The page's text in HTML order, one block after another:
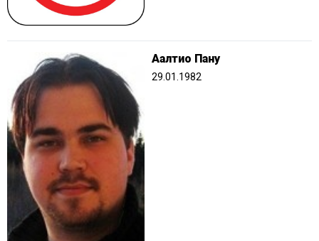
Аалтио Пану
29.01.1982